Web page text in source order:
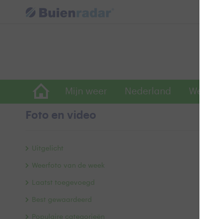
Mijn weer Nederland
Foto en video
Uitgelicht
Weerfoto van de week
Laatst toegevoegd
Best gewaardeerd
Populaire categorieën